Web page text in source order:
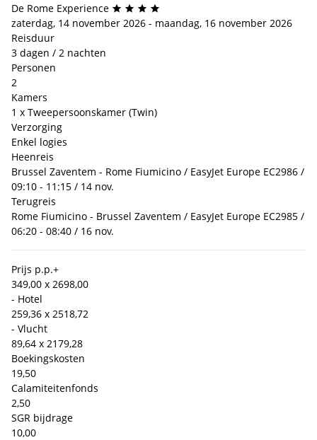
De Rome Experience
zaterdag, 14 november 2026 - maandag, 16 november 2026
Reisduur
3 dagen / 2 nachten
Personen
2
Kamers
1 x Tweepersoonskamer (Twin)
Verzorging
Enkel logies
Heenreis
Brussel Zaventem - Rome Fiumicino / EasyJet Europe EC2986 /
09:10 - 11:15 / 14 nov.
Terugreis
Rome Fiumicino - Brussel Zaventem / EasyJet Europe EC2985 /
06:20 - 08:40 / 16 nov.
Prijs p.p.+
349,00 x 2698,00
- Hotel
259,36 x 2518,72
- Vlucht
89,64 x 2179,28
Boekingskosten
19,50
Calamiteitenfonds
2,50
SGR bijdrage
10,00